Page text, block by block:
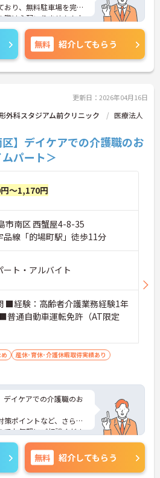
おり、無料駐車場を完備
際は心配いりません！未
、是非お持ちの資格を活
？
れば詳細なお話を致しま
い。
無料 紹介してもらう
更新日：2026年04月16日
外科スタジアム前クリニック
医療法人
区】デイケアでの介護職のお
パート＞
～1,170円
市南区 西蟹屋4-8-35
品線「的場町駅」徒歩11分
ート・アルバイト
■経験：高齢者介護業務経験1年
普通自動車運転免許（AT限定
産休･育休･介護休暇取得実績あり
デイケアでの介護職のお
策ポイントなど、さらに
でお気軽にご相談くださ
無料 紹介してもらう